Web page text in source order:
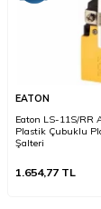
EATON
Eaton LS-11S/RR
Plastik Çubuklu
Şalteri
1.654,77 TL